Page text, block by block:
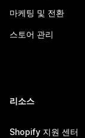
마케팅 및 전환
스토어 관리
리소스
Shopify 지원 센터